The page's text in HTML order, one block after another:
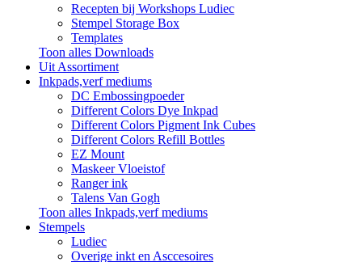
Recepten bij Workshops Ludiec
Stempel Storage Box
Templates
Toon alles Downloads
Uit Assortiment
Inkpads,verf mediums
DC Embossingpoeder
Different Colors Dye Inkpad
Different Colors Pigment Ink Cubes
Different Colors Refill Bottles
EZ Mount
Maskeer Vloeistof
Ranger ink
Talens Van Gogh
Toon alles Inkpads,verf mediums
Stempels
Ludiec
Overige inkt en Asccesoires